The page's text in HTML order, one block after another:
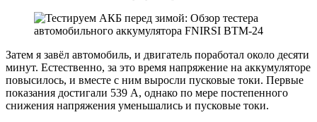
Затем я завёл автомобиль, и двигатель поработал около десяти
минут. Естественно, за это время напряжение на аккумуляторе
повысилось, и вместе с ним выросли пусковые токи. Первые
показания достигали 539 А, однако по мере постепенного
снижения напряжения уменьшались и пусковые токи.